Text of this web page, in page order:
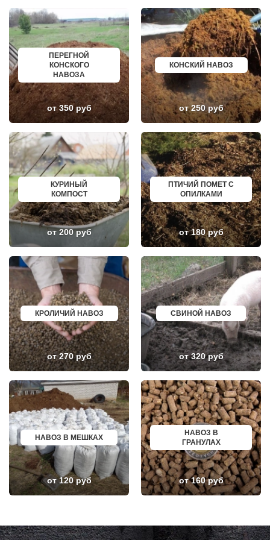
ЖИЛЕВО
ЖУКОВСКИЙ
ЗАГОРЯНСКИЙ
ЗАПРУДНЯ
ЗАРАЙСК
ЗАРЕЧЬЕ
ЗВЕНИГОРОД
ЗЕЛЕНОГРАД
ЗЕЛЕНОГРАДСКИЙ
ЗНАМЯ ОКТЯБРЯ
ИВАНТЕЕВКА
ИКША
ИСТРА
КАЛИНИНЕЦ
КАШИРА
КИЕВСКИЙ
КЛИМОВСК
КЛИН
КЛЯЗЬМА
КНУТОВО
КОЖИНО
КОКОШКИНО
КОЛЮБАКИНО
КОММУНАРКА
КОРЕНЕВО
КОРОЛЕВ
КОСИНО
КОТЕЛЬНИКИ
КРАСКОВО
КРАСНАЯ ПАХРА
КРАСНОАРМЕЙСК
КРАСНОГОРСК
КРАСНОЗАВОДСК
КРАСНОЗНАМЕНСК
КРАТОВО
КРЮКОВО
КУБИНКА
КУРОВСКОЕ
ЛЕСНОЙ
ЛЕТОВО
ЛИКИНО-ДУЛЕВО
ЛОБАНОВО
ЛОБНЯ
ЛОПАТИНСКИЙ
ЛОСИНО-ПЕТРОВСКИЙ
ЛОТОШИНО
ЛУКИНО
ЛУНЕВО
ЛУХОВИЦЫ
ЛЮБУЧАНЫ
ХАСАВЮРТ
УХТА
НОРИЛЬСК
РЕЖ
НОВОАЛТАЙСК
НЕВИННОМЫССК
ГОРНО АЛТАЙСК
КИНЕШМА
СЕРОВ
АЛЬМЕТЬЕВСК
ГРОЗНЫЙ
ЗЛАТОУСТ
НОВОЧЕБОКСАРСК
МИРНЫЙ
ГЕОРГИЕВСК
НОВОКУЙБЫШЕВСК
МИНЕРАЛЬНЫЕ ВОДЫ
ЕЛАБУГА
ЕЛЕЦ
ПАВЛОВО
КИСЛОВОДСК
КРОПОТКИН
УСОЛЬЕ
НИЖНЕВАРТОВСК
КОРЕНОВСК
ПИОНЕРСКИЙ
КИРИШИ
САРОВ
ЧАПАЕВСК
АЛЕКСИН
БЕЛОРЕЧЕНСК
БОЛЬШОЙ КАМЕНЬ
КИРЖАЧ
ПРИОЗЕРСК
САЛЬСК
ТОБОЛЬСК
ВОТКИНСК
КИЗЛЯР
НЕФТЕЮГАНСК
ВОЛХОВ
САЛАВАТ
СОСНОВЫЙ БОР
РЕВДА
ГАГАРИН
ПОЧИНОК
ГУСЕВ
КАНАШ
КУРГАНИНСК
ЩЕКИНО
ДИМИТРОВГРАД
МИНУСИНСК
ПЕРЕГНОЙ
КОНСКОГО
НАВОЗА
от 350 руб
КОНСКИЙ НАВОЗ
от 250 руб
КУРИНЫЙ
КОМПОСТ
от 200 руб
ПТИЧИЙ ПОМЕТ С
ОПИЛКАМИ
от 180 руб
КРОЛИЧИЙ НАВОЗ
от 270 руб
СВИНОЙ НАВОЗ
от 320 руб
НАВОЗ В МЕШКАХ
от 120 руб
НАВОЗ В
ГРАНУЛАХ
от 160 руб